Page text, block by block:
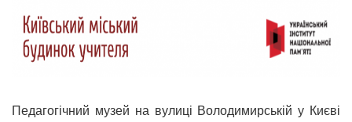
Педагогічний музей на вулиці Володимирській у Києві